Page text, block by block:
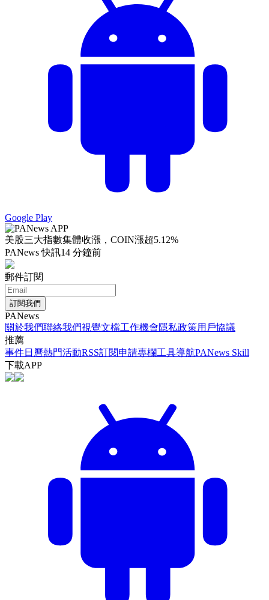
Google Play
美股三大指數集體收漲，COIN漲超5.12%
PANews 快訊14 分鐘前
郵件訂閱
訂閱我們
PANews
關於我們聯絡我們視覺文檔工作機會隱私政策用戶協議
推薦
事件日曆熱門活動RSS訂閱申請專欄工具導航PANews Skill
下載APP